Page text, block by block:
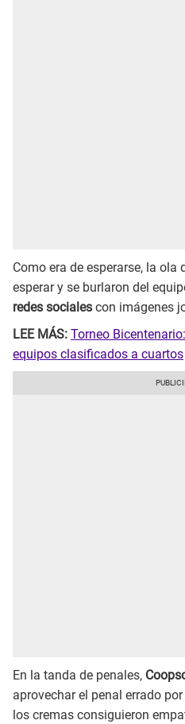
Como era de esperarse, la ola
esperar y se burlaron del
redes sociales con imágenes
LEE MÁS: Torneo
equipos clasificados a cuartos
En la tanda de penales,
aprovechar el penal errado
los cremas consiguieron